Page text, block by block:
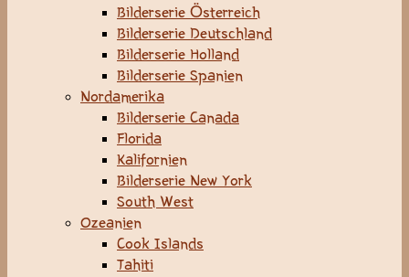
Bilderserie Österreich
Bilderserie Deutschland
Bilderserie Holland
Bilderserie Spanien
Nordamerika
Bilderserie Canada
Florida
Kalifornien
Bilderserie New York
South West
Ozeanien
Cook Islands
Tahiti